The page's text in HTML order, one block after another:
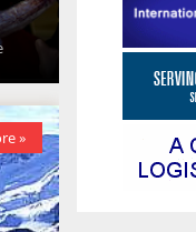
»